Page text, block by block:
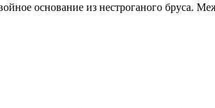
основание из нестроганого бруса.